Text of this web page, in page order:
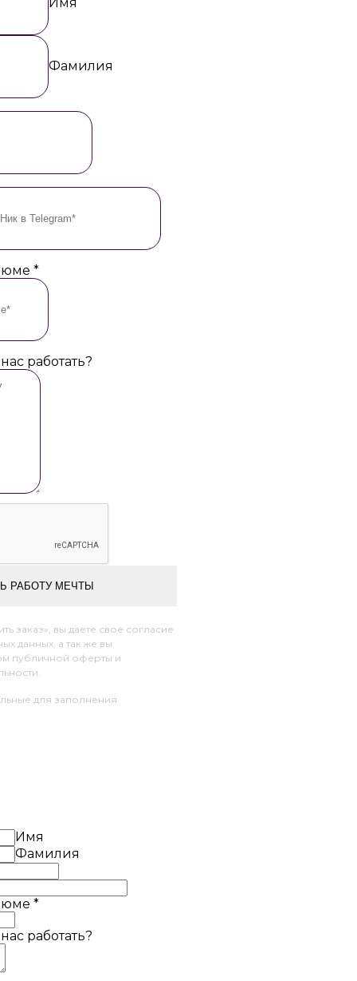
Фамилия
*
работать?
РАБОТУ МЕЧТЫ
заказ», вы даете своё согласие
данных, а так же вы
публичной оферты и
для заполнения
Имя
Фамилия
*
работать?